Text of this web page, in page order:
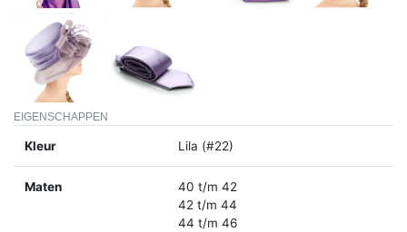
EIGENSCHAPPEN
Kleur Lila (#22)
Maten
40 t/m 42
42 t/m 44
44 t/m 46